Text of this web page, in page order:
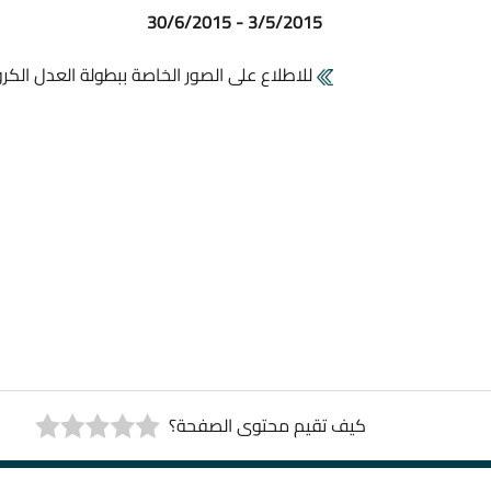
3/5/2015 - 30/6/2015
للاطلاع على الصور الخاصة ببطولة العدل
كيف تقيم محتوى الصفحة؟